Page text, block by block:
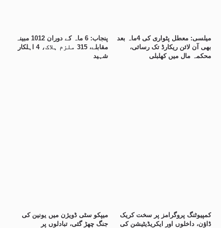
پنجاب: 6 ماہ کے دوران 1012 مبینہ
مقابلے، 315 ملزم ہلاک، 4 اہلکار
شہید
میلسی: معطل پٹواری کی 4ماہ بعد
بھی آن لائن ریکارڈ تک رسائی،
محکمہ مال میں کھلبلی
میپکو سٹی ڈویژن میں یونین کی
جنگ چھڑ گئی، تبادلوں پر
کمپیوٹنگ پروگرامز پر سخت کریک
ڈاؤن، داخلوں اور ایکریڈیٹیشن کی